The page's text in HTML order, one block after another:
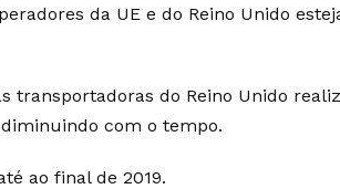
da UE e do Reino Unido
do Reino Unido
com o tempo.
ao final de 2019.